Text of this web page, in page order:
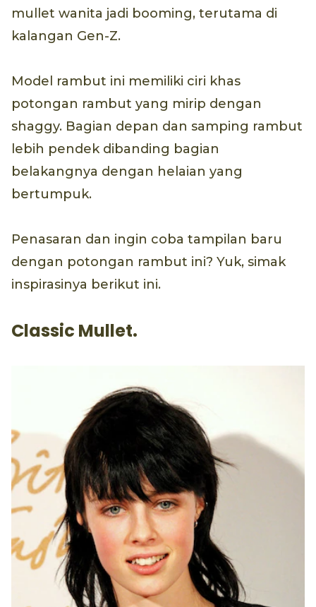
mullet wanita jadi booming, terutama di
kalangan Gen-Z.
Model rambut ini memiliki ciri khas
potongan rambut yang mirip dengan
shaggy. Bagian depan dan samping rambut
lebih pendek dibanding bagian
belakangnya dengan helaian yang
bertumpuk.
Penasaran dan ingin coba tampilan baru
dengan potongan rambut ini? Yuk, simak
inspirasinya berikut ini.
Classic Mullet.